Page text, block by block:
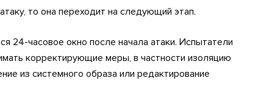
то она переходит на следующий этап.
24-часовое окно после начала атаки. Испытатели
корректирующие меры, в частности изоляцию
из системного образа или редактирование